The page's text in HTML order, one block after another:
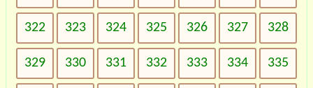
322 323 324 325 326 327 328
329 330 331 332 333 334 335